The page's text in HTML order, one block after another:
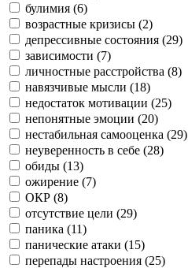
булимия (6)
возрастные кризисы (2)
депрессивные состояния (29)
зависимости (7)
личностные расстройства (8)
навязчивые мысли (18)
недостаток мотивации (25)
непонятные эмоции (20)
нестабильная самооценка (29)
неуверенность в себе (28)
обиды (13)
ожирение (7)
ОКР (8)
отсутствие цели (29)
паника (11)
панические атаки (15)
перепады настроения (25)